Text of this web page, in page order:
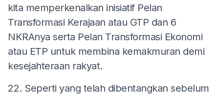
kita memperkenalkan inisiatif Pelan
Transformasi Kerajaan atau GTP dan 6
NKRAnya serta Pelan Transformasi Ekonomi
atau ETP untuk membina kemakmuran demi
kesejahteraan rakyat.
22. Seperti yang telah dibentangkan sebelum